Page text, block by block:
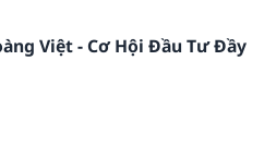
Việt - Cơ Hội Đầu Tư Đầy